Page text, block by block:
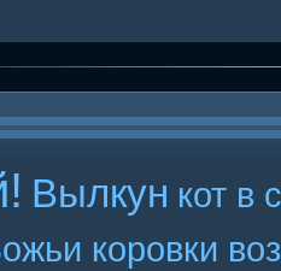
Вылкун кот в
коровки